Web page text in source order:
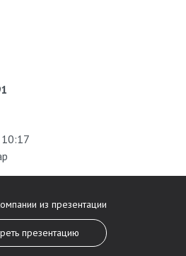
из презентации
презентацию